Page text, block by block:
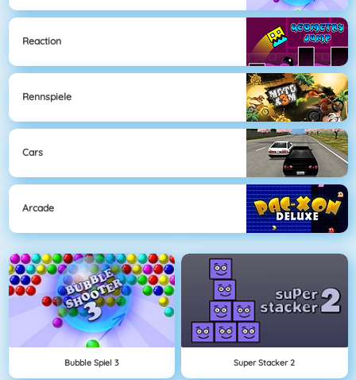
Reaction
Rennspiele
Cars
Arcade
Bubble Spiel 3 Super Stacker 2